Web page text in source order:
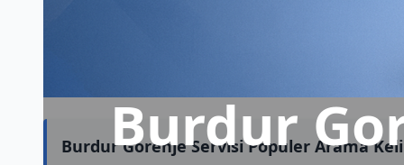
Burdur
Burdur Gorenje Servisi Popüler Arama